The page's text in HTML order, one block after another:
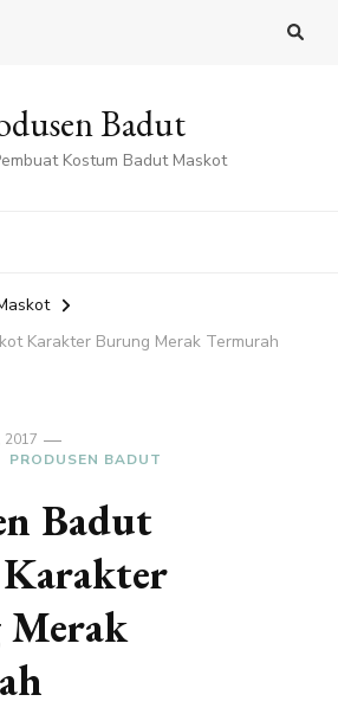
Badut
Kostum Badut Maskot
Karakter Burung Merak Termurah
2017
PRODUSEN BADUT
Badut